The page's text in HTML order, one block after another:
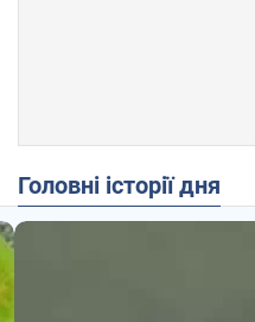
Головні історії дня